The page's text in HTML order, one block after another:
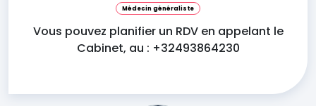
Médecin généraliste
Vous pouvez planifier un RDV en appelant le
Cabinet, au : +32493864230